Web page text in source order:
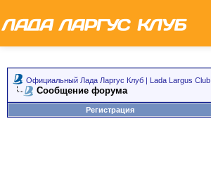
Официальный Лада Ларгус Клуб | Lada Largus Club
Сообщение форума
Регистрация